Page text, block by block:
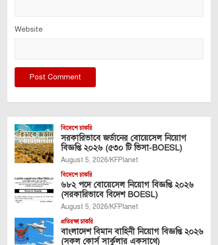
Website
বিদেশে চাকরি
সরকারিভাবে জর্ডানের বোয়েসেল নিয়োগ
বিজ্ঞপ্তি ২০২৬ (৫৩০ টি ভিসা-BOESL)
August 5, 2026 KFPlanet
বিদেশে চাকরি
৬৮২ পদে বোয়েসেল নিয়োগ বিজ্ঞপ্তি ২০২৬
(সরকারিভাবে বিদেশ BOESL)
August 5, 2026 KFPlanet
প্রতিরক্ষা চাকরি
বাংলাদেশ বিমান বাহিনী নিয়োগ বিজ্ঞপ্তি ২০২৬
(সকল কোর্স সার্কুলার একসাথে)